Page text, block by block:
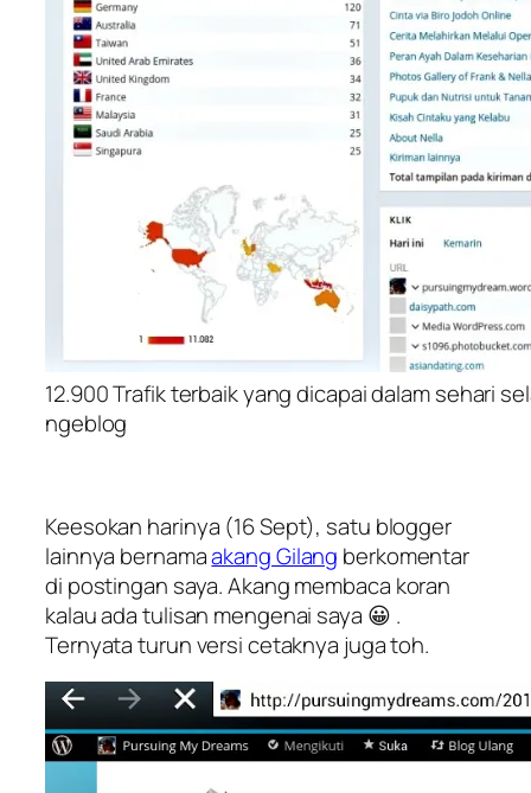
12.900 Trafik terbaik yang dicapai dalam sehari
ngeblog
Keesokan harinya (16 Sept), satu blogger
lainnya bernamaakang Gilang berkomentar
di postingan saya. Akang membaca koran
kalau ada tulisan mengenai saya 😀 .
Ternyata turun versi cetaknya juga toh.